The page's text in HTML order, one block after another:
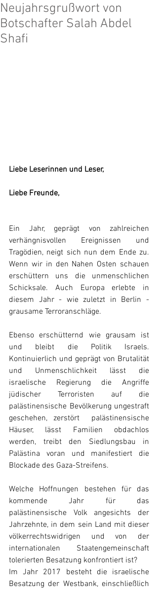
Neujahrsgrußwort von
Botschafter Salah Abdel
Shafi
Liebe Leserinnen und Leser,
Liebe Freunde,
Ein Jahr, geprägt von zahlreichen
verhängnisvollen Ereignissen und
Tragödien, neigt sich nun dem Ende zu.
Wenn wir in den Nahen Osten schauen
erschüttern uns die unmenschlichen
Schicksale. Auch Europa erlebte in
diesem Jahr - wie zuletzt in Berlin -
grausame Terroranschläge.
Ebenso erschütternd wie grausam ist
und bleibt die Politik Israels.
Kontinuierlich und geprägt von Brutalität
und Unmenschlichkeit lässt die
israelische Regierung die Angriffe
jüdischer Terroristen auf die
palästinensische Bevölkerung ungestraft
geschehen, zerstört  palästinensische
Häuser, lässt Familien obdachlos
werden, treibt den Siedlungsbau in
Palästina voran und manifestiert die
Blockade des Gaza-Streifens.
Welche Hoffnungen bestehen für das
kommende Jahr für das
palästinensische Volk angesichts der
Jahrzehnte, in dem sein Land mit dieser
völkerrechtswidrigen und von der
internationalen Staatengemeinschaft
tolerierten Besatzung konfrontiert ist?
Im Jahr 2017 besteht die israelische
Besatzung der Westbank, einschließlich